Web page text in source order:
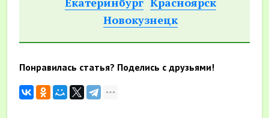
Новокузнецк
Понравилась статья? Поделись с друзьями!